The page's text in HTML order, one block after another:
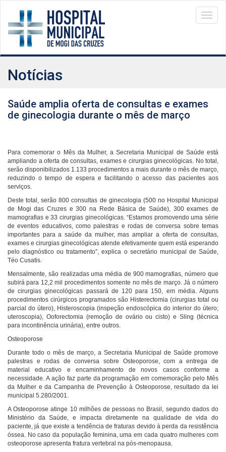
Menu
Notícias
Saúde amplia oferta de consultas e exames
de ginecologia durante o mês de março
Para comemorar o Mês da Mulher, a Secretaria Municipal de Saúde está
ampliando a oferta de consultas, exames e cirurgias ginecológicas. No total,
serão disponibilizados 1.133 procedimentos a mais durante o mês de março,
reduzindo o tempo de espera e facilitando o acesso das pacientes aos
serviços.
Deste total, serão 800 consultas de ginecologia (500 no Hospital Municipal
de Mogi das Cruzes e 300 na Rede Básica de Saúde), 300 exames de
mamografias e 33 cirurgias ginecológicas. “Estamos promovendo uma série
de eventos educativos, como palestras e rodas de conversa sobre temas
importantes para a saúde da mulher, mas ampliar a oferta de consultas,
exames e cirurgias ginecológicas atende efetivamente quem está esperando
pelo diagnóstico ou tratamento”, explica o secretário municipal de Saúde,
Téo Cusatis.
Mensalmente, são realizadas uma média de 900 mamografias, número que
subirá para 12,2 mil procedimentos somente no mês de março. Já o número
de cirurgias ginecológicas passará de 120 para 150, em média. Alguns
procedimentos cirúrgicos programados são Histerectomia (cirurgias total ou
parcial do útero), Histeroscopia (inspeção endoscópica do interior do útero;
uteroscopia), Ooforectomia (remoção de ovário ou cisto) e Sling (técnica
para incontinência urinária), entre outros.
Osteoporose
Durante todo o mês de março, a Secretaria Municipal de Saúde promove
palestras e rodas de conversa sobre Osteoporose, com a entrega de
material educativo e encaminhamento de novos casos conforme a
necessidade. A ação faz parte da programação em comemoração pelo Mês
da Mulher e da Campanha de Prevenção à Osteoporose, resultado da lei
municipal 5.280/2001.
A Osteoporose atinge 10 milhões de pessoas no Brasil, segundo dados do
Ministério da Saúde, e impacta diretamente na qualidade de vida do
paciente, já que existe a tendência de fraturas devido à perda da resistência
óssea. No caso da população feminina, uma em cada quatro mulheres com
osteoporose apresenta fratura vertebral na pós-menopausa.